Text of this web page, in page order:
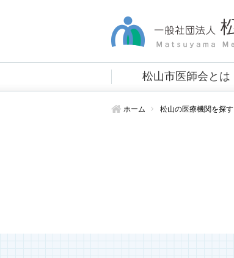
松山市医師会とは
ホーム 松山の医療機関を探す